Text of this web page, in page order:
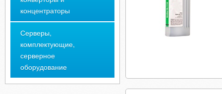
концентраторы
Серверы,
комплектующие,
серверное
оборудование